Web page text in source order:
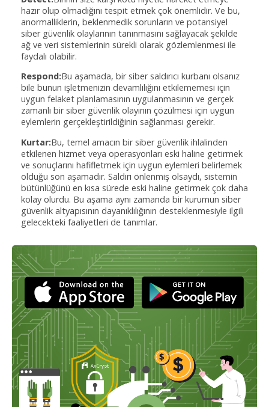
hazır olup olmadığını tespit etmek çok önemlidir. Ve bu,
anormalliklerin, beklenmedik sorunların ve potansiyel
siber güvenlik olaylarının tanınmasını sağlayacak şekilde
ağ ve veri sistemlerinin sürekli olarak gözlemlenmesi ile
faydalı olabilir.
Respond:Bu aşamada, bir siber saldırıcı kurbanı olsanız
bile bunun işletmenizin devamlılığını etkilememesi için
uygun felaket planlamasının uygulanmasının ve gerçek
zamanlı bir siber güvenlik olayının çözülmesi için uygun
eylemlerin gerçekleştirildiğinin sağlanması gerekir.
Kurtar:Bu, temel amacın bir siber güvenlik ihlalinden
etkilenen hizmet veya operasyonları eski haline getirmek
ve sonuçlarını hafifletmek için uygun eylemleri belirlemek
olduğu son aşamadır. Saldırı önlenmiş olsaydı, sistemin
bütünlüğünü en kısa sürede eski haline getirmek çok daha
kolay olurdu. Bu aşama aynı zamanda bir kurumun siber
güvenlik altyapısının dayanıklılığının desteklenmesiyle ilgili
gelecekteki faaliyetleri de tanımlar.